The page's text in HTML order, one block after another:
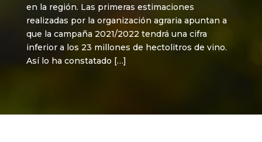
en la región. Las primeras estimaciones
realizadas por la organización agraria apuntan a
que la campaña 2021/2022 tendrá una cifra
inferior a los 23 millones de hectolitros de vino.
Así lo ha constatado […]